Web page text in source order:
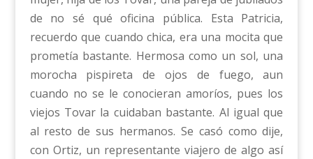
de no sé qué oficina pública. Esta Patricia,
recuerdo que cuando chica, era una mocita que
prometía bastante. Hermosa como un sol, una
morocha pispireta de ojos de fuego, aun
cuando no se le conocieran amoríos, pues los
viejos Tovar la cuidaban bastante. Al igual que
al resto de sus hermanos. Se casó como dije,
con Ortiz, un representante viajero de algo así